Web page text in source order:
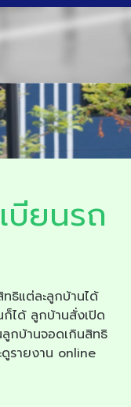
บียนรถ
ธิแต่ละลูกบ้านได้
ก็ได้ ลูกบ้านสั่งเปิด
กบ้านจอดเกินสิทธิ
ดูรายงาน online